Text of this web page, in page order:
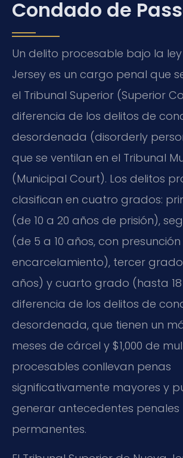
Condado de
Un delito procesable bajo la
Jersey es un cargo penal que
el Tribunal Superior (Superior
diferencia de los delitos de
desordenada (disorderly
que se ventilan en el Tribunal
(Municipal Court). Los delitos
clasifican en cuatro grados:
(de 10 a 20 años de prisión),
(de 5 a 10 años, con
encarcelamiento), tercer
años) y cuarto grado (hasta 18
diferencia de los delitos de
desordenada, que tienen un
meses de cárcel y $1,000 de
procesables conllevan penas
significativamente mayores y
generar antecedentes penales
permanentes.